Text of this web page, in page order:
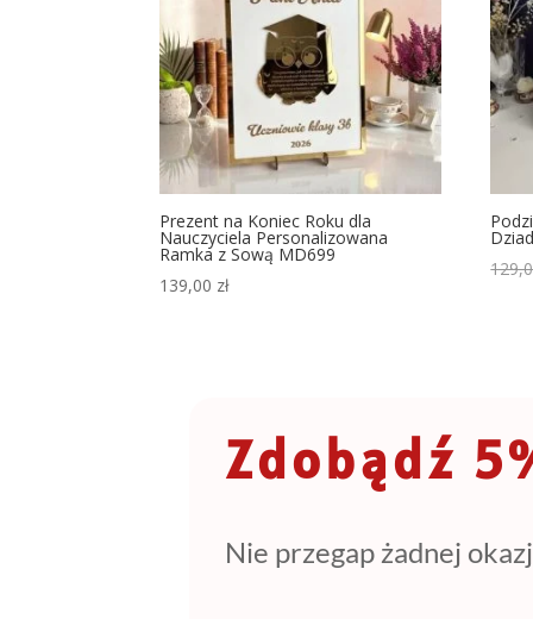
Prezent na Koniec Roku dla
Nauczyciela Personalizowana
Ramka z Sową MD699
139,00 zł
Zdobądź
Nie przegap żadnej